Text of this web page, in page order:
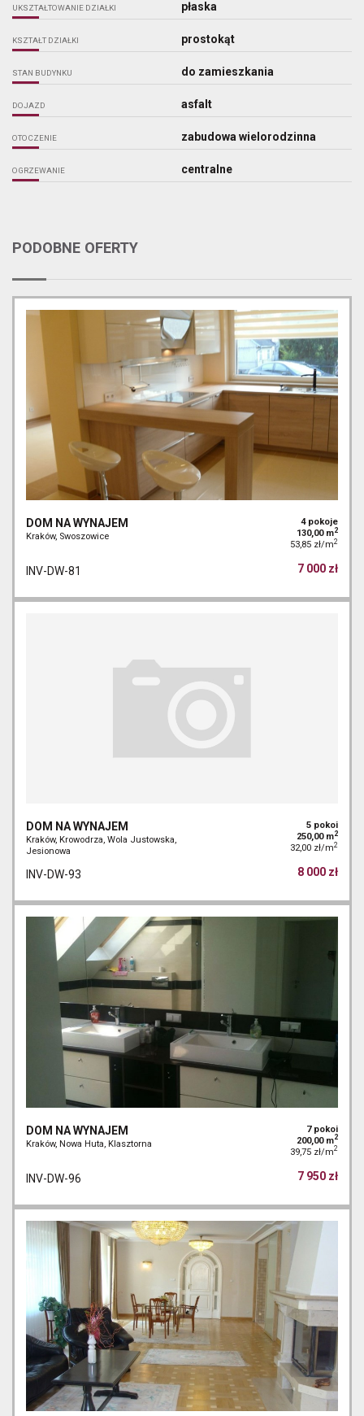
UKSZTAŁTOWANIE DZIAŁKI płaska
KSZTAŁT DZIAŁKI prostokąt
STAN BUDYNKU do zamieszkania
DOJAZD asfalt
OTOCZENIE zabudowa wielorodzinna
OGRZEWANIE centralne
PODOBNE OFERTY
DOM NA WYNAJEM
Kraków, Swoszowice
4 pokoje
130,00 m2
53,85 zł/m2
INV-DW-81 7 000 zł
DOM NA WYNAJEM
Kraków, Krowodrza, Wola Justowska,
Jesionowa
5 pokoi
250,00 m2
32,00 zł/m2
INV-DW-93 8 000 zł
DOM NA WYNAJEM
Kraków, Nowa Huta, Klasztorna
7 pokoi
200,00 m2
39,75 zł/m2
INV-DW-96 7 950 zł